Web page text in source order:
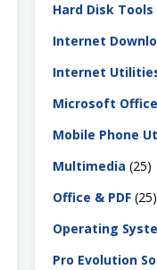
Hard Disk Tools
Internet
Internet
Microsoft Office
Mobile Phone
Multimedia (25)
Office & PDF (25)
Operating
Pro Evolution